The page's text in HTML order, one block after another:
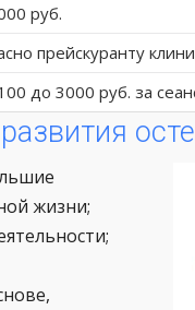
руб.
прейскуранту
до 3000 руб. за
жизни;